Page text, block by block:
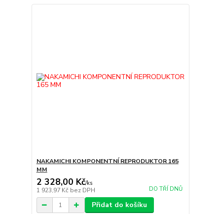
NAKAMICHI KOMPONENTNÍ REPRODUKTOR 165
MM
2 328,00 Kč/ks
1 923,97 Kč bez DPH DO TŘÍ DNŮ
Přidat do košíku